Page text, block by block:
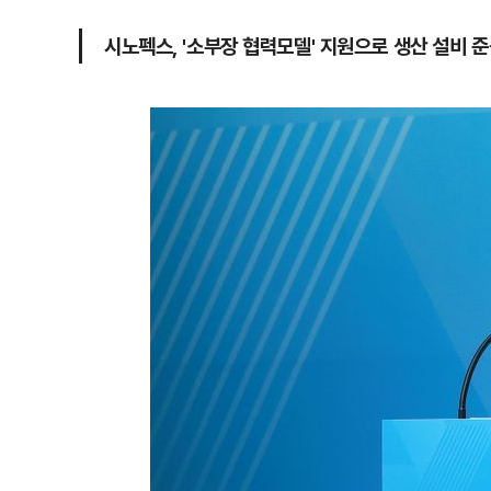
시노펙스, '소부장 협력모델' 지원으로 생산 설비